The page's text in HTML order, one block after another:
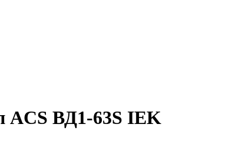
ACS ВД1-63S IEK